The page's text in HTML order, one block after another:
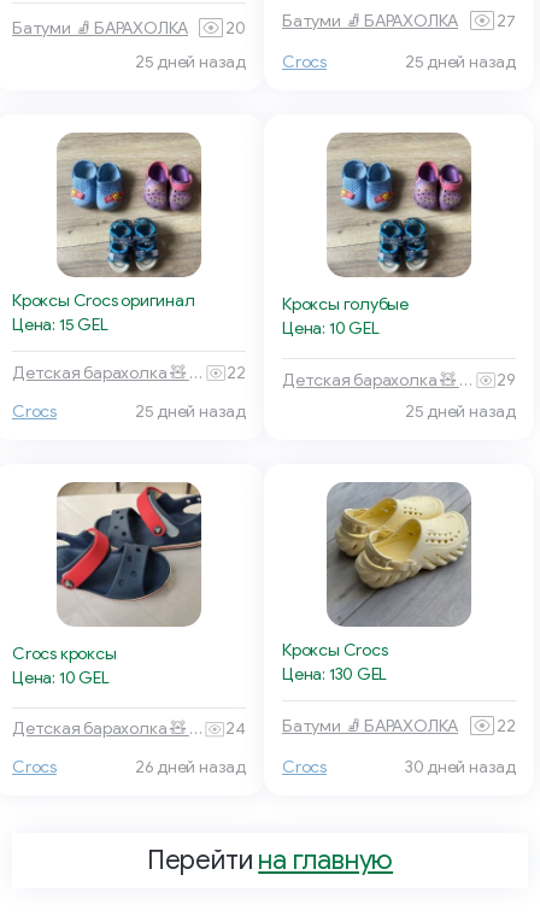
Батуми 🧦 БАРАХОЛКА
20
25 дней назад
Батуми 🧦 БАРАХОЛКА 27
Crocs 25 дней назад
Кроксы Crocs оригинал
Цена: 15 GEL
Детская барахолка 🧸 Тбилиси
22
Crocs
25 дней назад
Кроксы голубые
Цена: 10 GEL
Детская барахолка 🧸 Тбилиси
29
25 дней назад
Crocs кроксы
Цена: 10 GEL
Детская барахолка 🧸 Тбилиси
24
Crocs
26 дней назад
Кроксы Crocs
Цена: 130 GEL
Батуми 🧦 БАРАХОЛКА 22
Crocs 30 дней назад
Перейти на главную